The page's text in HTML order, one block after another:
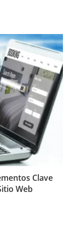
Clave
Web